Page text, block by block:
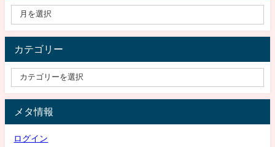
カテゴリー
メタ情報
ログイン